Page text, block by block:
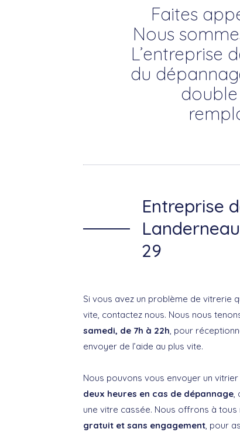
Faites
Nous
L’entreprise
du
Entreprise
29
Si vous avez un problème de vitrerie
vite, contactez nous. Nous nous
samedi, de 7h à 22h, pour
envoyer de l’aide au plus vite.
Nous pouvons vous envoyer un
deux heures en cas de dépannage,
une vitre cassée. Nous offrons à tous
gratuit et sans engagement, pour